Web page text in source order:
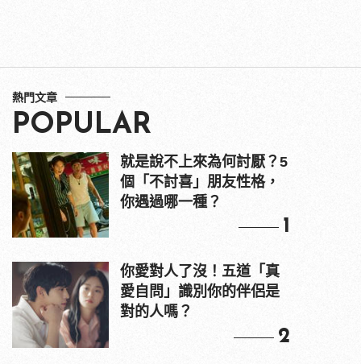
熱門文章
POPULAR
就是說不上來為何討厭？5
個「不討喜」朋友性格，
你遇過哪一種？
1
你愛對人了沒！五道「真
愛自問」識別你的伴侶是
對的人嗎？
2